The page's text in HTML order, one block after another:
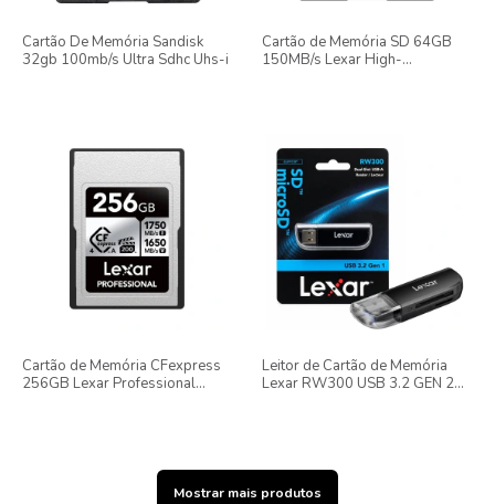
Cartão De Memória Sandisk
32gb 100mb/s Ultra Sdhc Uhs-i
Cartão de Memória SD 64GB
150MB/s Lexar High-
Cartão de Memória CFexpress
256GB Lexar Professional
Leitor de Cartão de Memória
Lexar RW300 USB 3.2 GEN 2
Mostrar mais produtos